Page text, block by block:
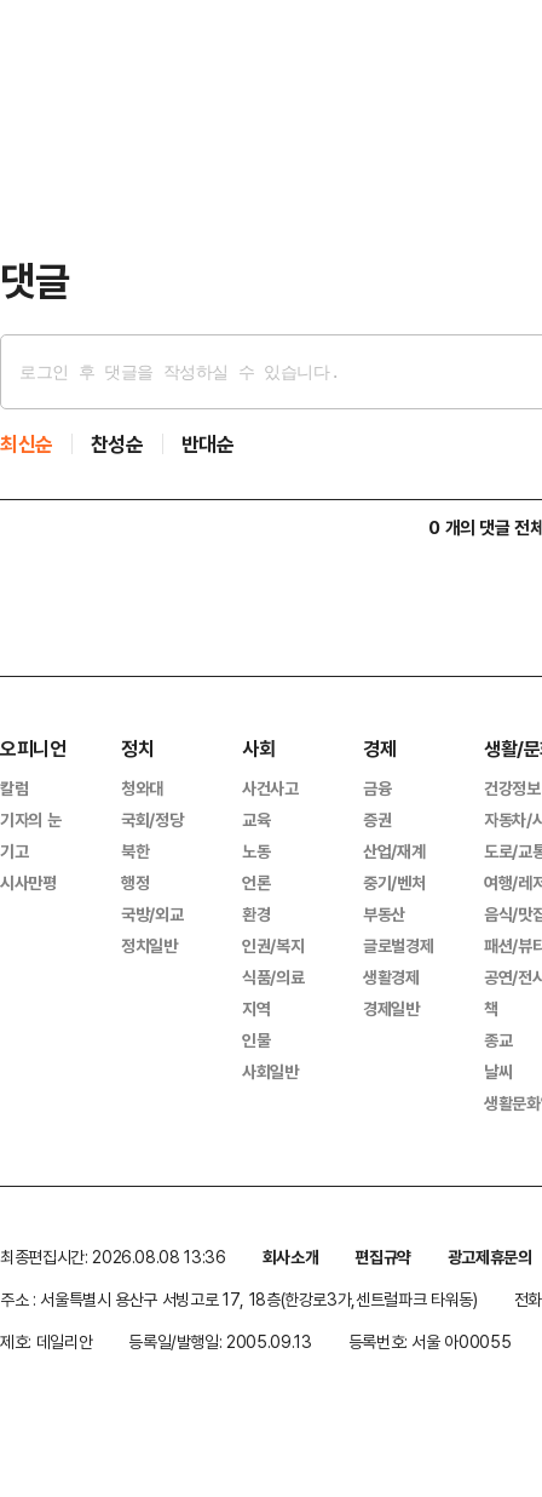
댓글
최신순 찬성순 반대순
0 개의 댓글 전
오피니언
칼럼
기자의 눈
기고
시사만평
정치
청와대
국회/정당
북한
행정
국방/외교
정치일반
사회
사건사고
교육
노동
언론
환경
인권/복지
식품/의료
지역
인물
사회일반
경제
금융
증권
산업/재계
중기/벤처
부동산
글로벌경제
생활경제
경제일반
생활/
건강정보
자동차/
도로/교
여행/레
음식/맛
패션/뷰
공연/전
책
종교
날씨
생활문
최종편집시간: 2026.08.08 13:36 회사소개 편집규약
광고제휴문의
주소 : 서울특별시 용산구 서빙고로 17, 18층(한강로3가,센트럴파크 타워동)
전
제호: 데일리안
등록일/발행일: 2005.09.13 등록번호: 서울 아00055